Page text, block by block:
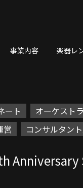
事業内容 楽器レ
ート オーケスト
営
コンサルタン